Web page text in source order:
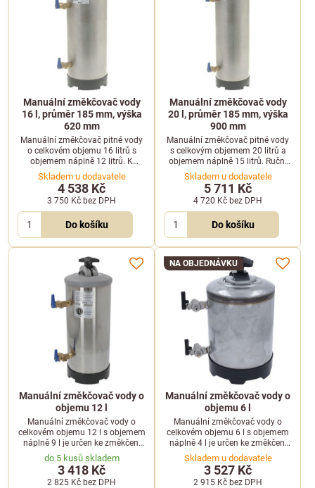
Manuální změkčovač vody
16 l, průměr 185 mm, výška
620 mm
Manuální změkčovač pitné vody
o celkovém objemu 16 litrů s
objemem náplně 12 litrů. K
regeneraci, která se provádí ručně,
je zapotřebí 1 kg soli.
Skladem u dodavatele
4 538 Kč
3 750 Kč bez DPH
Do košíku
Manuální změkčovač vody
20 l, průměr 185 mm, výška
900 mm
Manuální změkčovač pitné vody
s celkovým objemem 20 litrů a
objemem náplně 15 litrů. Ruční
regenerace vyžaduje pro jeden
cyklus 1 kg soli.
Skladem u dodavatele
5 711 Kč
4 720 Kč bez DPH
Do košíku
Manuální změkčovač vody o
objemu 12 l
Manuální změkčovač vody o
celkovém objemu 12 l s objemem
náplně 9 l je určen ke změkčení
pitné vody. Pro jeden cyklus
manuální regenerace je potřeba 1
kg soli.
do 5 kusů skladem
3 418 Kč
2 825 Kč bez DPH
NA OBJEDNÁVKU
Manuální změkčovač vody o
objemu 6 l
Manuální změkčovač vody o
celkovém objemu 6 l s objemem
náplně 4 l je určen ke změkčení
pitné vody. Pro jeden cyklus
manuální regenerace je potřeba 1
kg soli.
Skladem u dodavatele
3 527 Kč
2 915 Kč bez DPH